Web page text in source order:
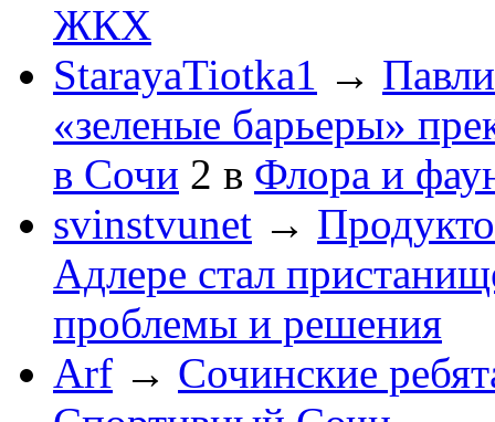
ЖКХ
StarayaTiotka1 →
«зеленые барьеры»
в Сочи 2 в Флора и
svinstvunet →
Адлере стал
проблемы и решения
Arf → Сочинские